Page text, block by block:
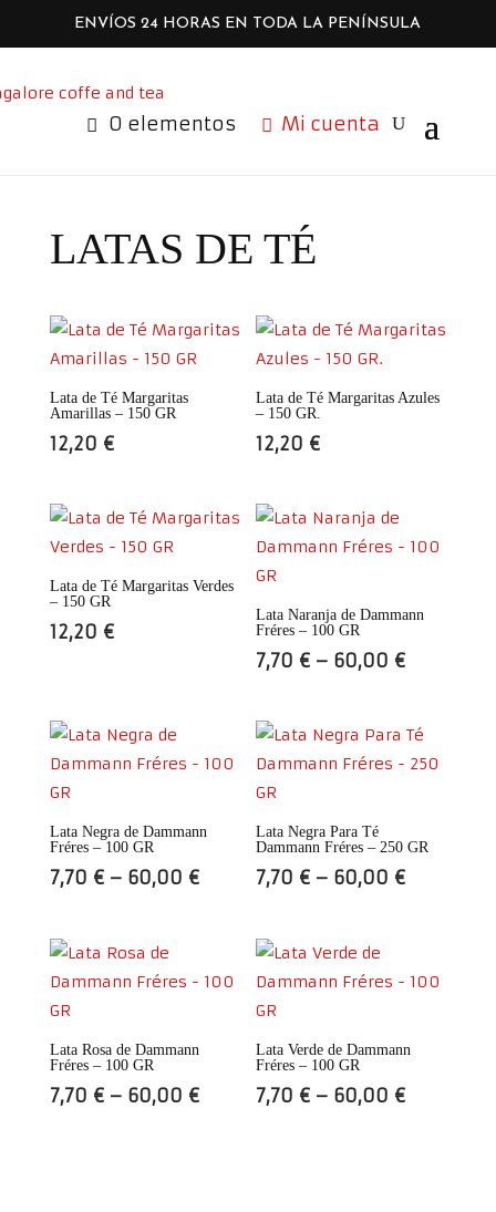
ENVÍOS 24 HORAS EN TODA LA PENÍNSULA
0 elementos Mi cuenta
LATAS DE TÉ
Lata de Té Margaritas
Amarillas – 150 GR
12,20 €
Lata de Té Margaritas Azules
– 150 GR.
12,20 €
Lata de Té Margaritas Verdes
– 150 GR
12,20 €
Lata Naranja de Dammann
Fréres – 100 GR
7,70 € – 60,00 €
Lata Negra de Dammann
Fréres – 100 GR
7,70 €– 60,00 €
Lata Negra Para Té
Dammann Fréres – 250 GR
7,70 € – 60,00 €
Lata Rosa de Dammann
Fréres – 100 GR
7,70 €– 60,00 €
Lata Verde de Dammann
Fréres – 100 GR
7,70 € – 60,00 €